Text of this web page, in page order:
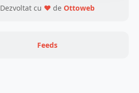
Dezvoltat cu ❤ de Ottoweb
Feeds